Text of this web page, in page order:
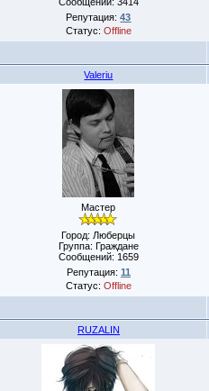
Репутация:43
Статус: Offline
Valeriu
Мастер
Город: Люберцы
Группа: Граждане
Сообщений: 1659
Репутация: 11
Статус: Offline
RUZALIN